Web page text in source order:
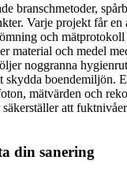
branschmetoder,
Varje projekt får en
och
material och medel
noggranna
skydda boendemiljön.
mätvärden och
att
din sanering